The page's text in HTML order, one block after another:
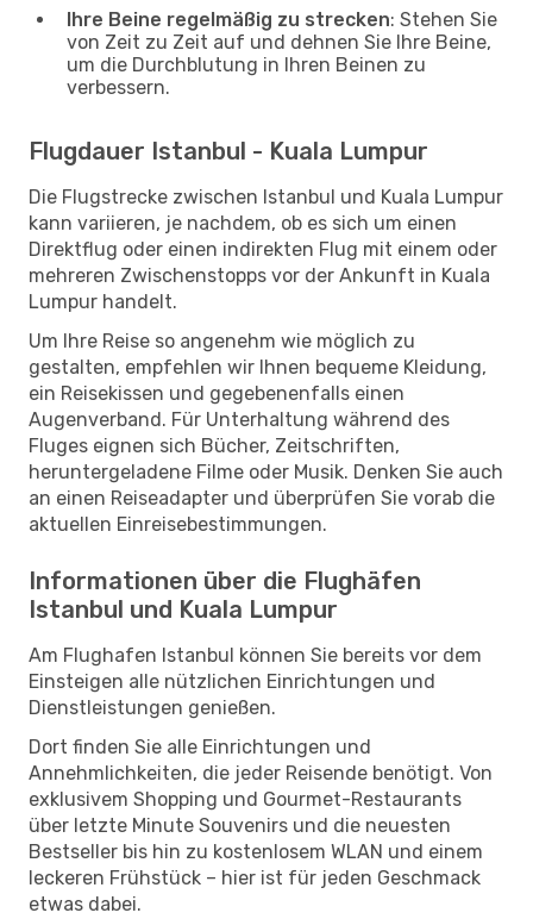
Ihre Beine regelmäßig zu strecken: Stehen Sie
von Zeit zu Zeit auf und dehnen Sie Ihre Beine,
um die Durchblutung in Ihren Beinen zu
verbessern.
Flugdauer Istanbul - Kuala Lumpur
Die Flugstrecke zwischen Istanbul und Kuala Lumpur
kann variieren, je nachdem, ob es sich um einen
Direktflug oder einen indirekten Flug mit einem oder
mehreren Zwischenstopps vor der Ankunft in Kuala
Lumpur handelt.
Um Ihre Reise so angenehm wie möglich zu
gestalten, empfehlen wir Ihnen bequeme Kleidung,
ein Reisekissen und gegebenenfalls einen
Augenverband. Für Unterhaltung während des
Fluges eignen sich Bücher, Zeitschriften,
heruntergeladene Filme oder Musik. Denken Sie auch
an einen Reiseadapter und überprüfen Sie vorab die
aktuellen Einreisebestimmungen.
Informationen über die Flughäfen
Istanbul und Kuala Lumpur
Am Flughafen Istanbul können Sie bereits vor dem
Einsteigen alle nützlichen Einrichtungen und
Dienstleistungen genießen.
Dort finden Sie alle Einrichtungen und
Annehmlichkeiten, die jeder Reisende benötigt. Von
exklusivem Shopping und Gourmet-Restaurants
über letzte Minute Souvenirs und die neuesten
Bestseller bis hin zu kostenlosem WLAN und einem
leckeren Frühstück – hier ist für jeden Geschmack
etwas dabei.